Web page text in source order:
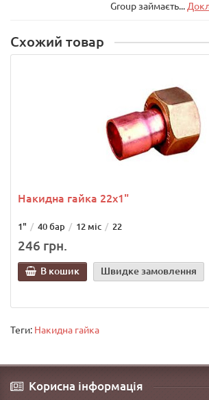
Group займаєть...
Схожий товар
Накидна гайка 22х1"
1" 40 бар 12 міс 22
246 грн.
В кошик Швидке замовлення
Теги: Накидна гайка
Корисна інформація